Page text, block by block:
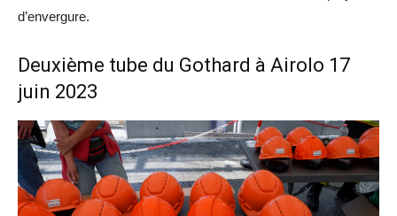
d’envergure.
Deuxième tube du Gothard à Airolo 17
juin 2023